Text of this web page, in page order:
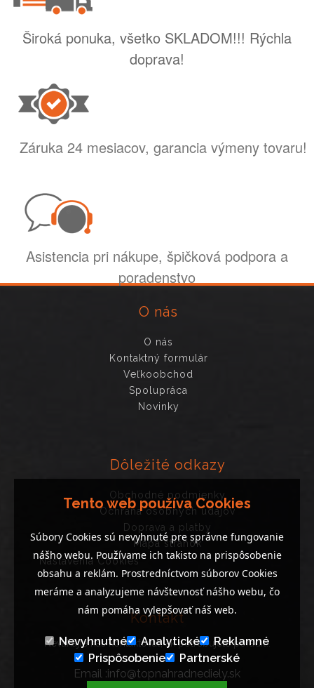
Široká ponuka, všetko SKLADOM!!! Rýchla
doprava!
Záruka 24 mesiacov, garancia výmeny tovaru!
Asistencia pri nákupe, špičková podpora a
poradenstvo
O nás
O nás
Kontaktný formulár
Veľkoobchod
Spolupráca
Novinky
Dôležité odkazy
Obchodné podmienky
Ochrana osobných údajov
Doprava a platby
Mapa stránok
Nastavenia Cookies
Kontakt
Neváhajte nás kontaktovať, ak potrebujete poradiť..
Email :info@topnahradnediely.sk
Tento web používa Cookies
Súbory Cookies sú nevyhnuté pre správne fungovanie
nášho webu. Používame ich takisto na prispôsobenie
obsahu a reklám. Prostredníctvom súborov Cookies
meráme a analyzujeme návštevnosť nášho webu, čo
nám pomáha vylepšovať náš web.
Nevyhnutné Analytické
Reklamné
Prispôsobenie
Partnerské